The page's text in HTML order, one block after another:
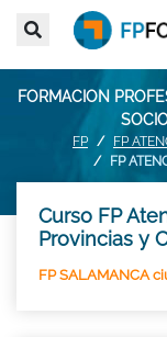
FORMACION
FP
FP
FP
Curso FP
Provincias y
FP SALAMANCA